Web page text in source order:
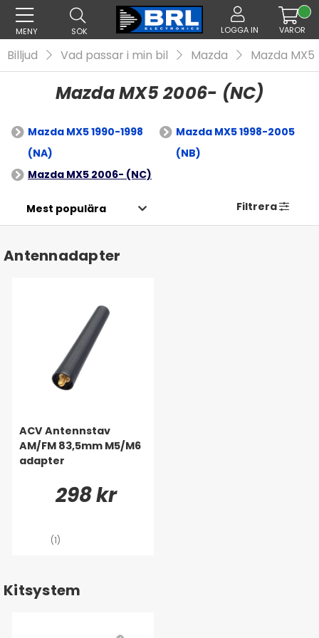
MENY SÖK LOGGA IN VAROR
Billjud Vad passar i min bil Mazda Mazda MX5
Mazda MX5 2006- (NC)
Mazda MX5 1990-1998
(NA)
Mazda MX5 1998-2005
(NB)
Mazda MX5 2006- (NC)
Filtrera
Antennadapter
ACV Antennstav
AM/FM 83,5mm M5/M6
adapter
298 kr
(1)
Kitsystem